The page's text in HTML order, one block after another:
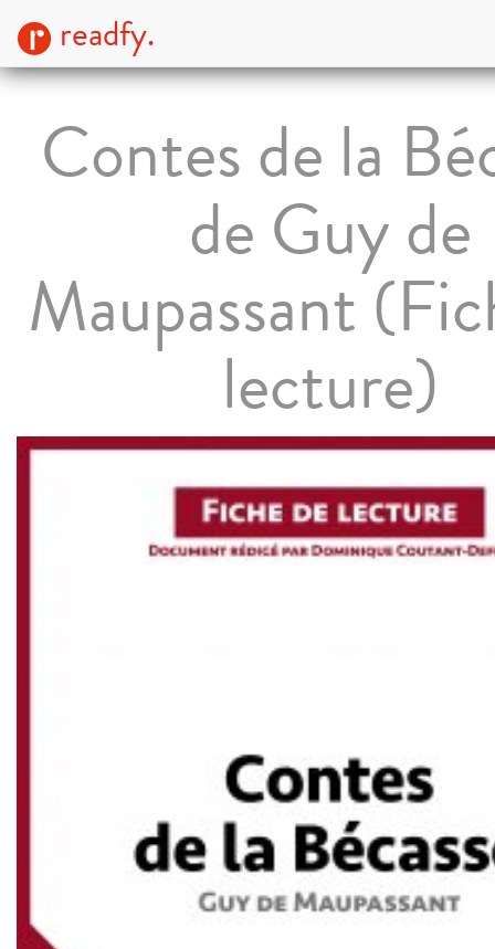
readfy.
Contes de la
de Guy de
Maupassant
lecture)